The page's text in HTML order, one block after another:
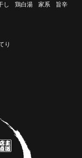
し 鶏白湯 家系
旨辛
り